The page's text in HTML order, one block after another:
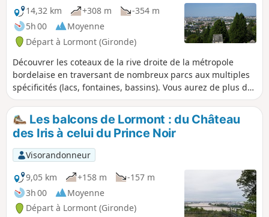
14,32 km +308 m
-354 m
5h 00
Moyenne
Départ à Lormont (Gironde)
Découvrer les coteaux de la rive droite de la métropole
bordelaise en traversant de nombreux parcs aux multiples
spécificités (lacs, fontaines, bassins). Vous aurez de plus des
vues remarquables sur la rive droite.
Les balcons de Lormont : du Château
des Iris à celui du Prince Noir
Visorandonneur
9,05 km
+158 m
-157 m
3h 00
Moyenne
Départ à Lormont (Gironde)